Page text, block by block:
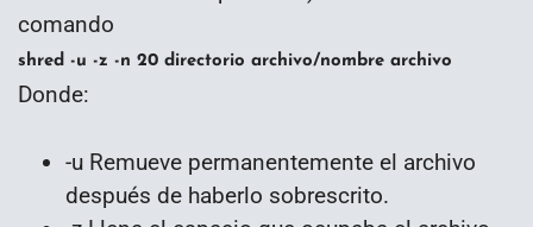
comando
shred -u -z -n 20 directorio archivo/nombre archivo
Donde:
-u Remueve permanentemente el archivo
después de haberlo sobrescrito.